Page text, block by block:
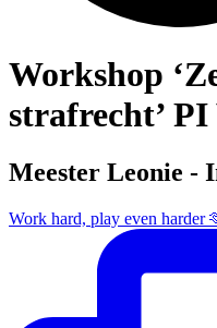
Workshop
strafrecht’
Meester Leonie -
Work hard, play even harder